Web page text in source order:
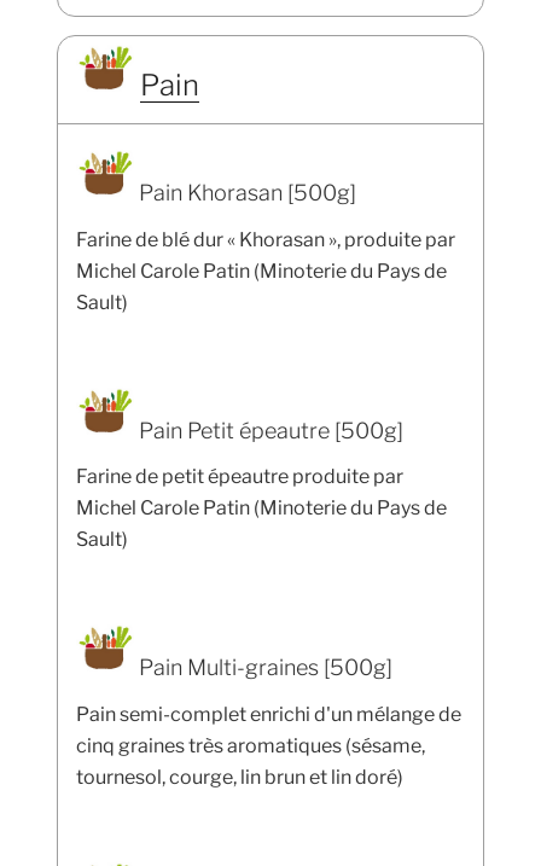
Pain
Pain Khorasan [500g]
Farine de blé dur « Khorasan », produite par
Michel Carole Patin (Minoterie du Pays de
Sault)
Pain Petit épeautre [500g]
Farine de petit épeautre produite par
Michel Carole Patin (Minoterie du Pays de
Sault)
Pain Multi-graines [500g]
Pain semi-complet enrichi d'un mélange de
cinq graines très aromatiques (sésame,
tournesol, courge, lin brun et lin doré)